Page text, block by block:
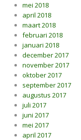
mei 2018
april 2018
maart 2018
februari 2018
januari 2018
december 2017
november 2017
oktober 2017
september 2017
augustus 2017
juli 2017
juni 2017
mei 2017
april 2017